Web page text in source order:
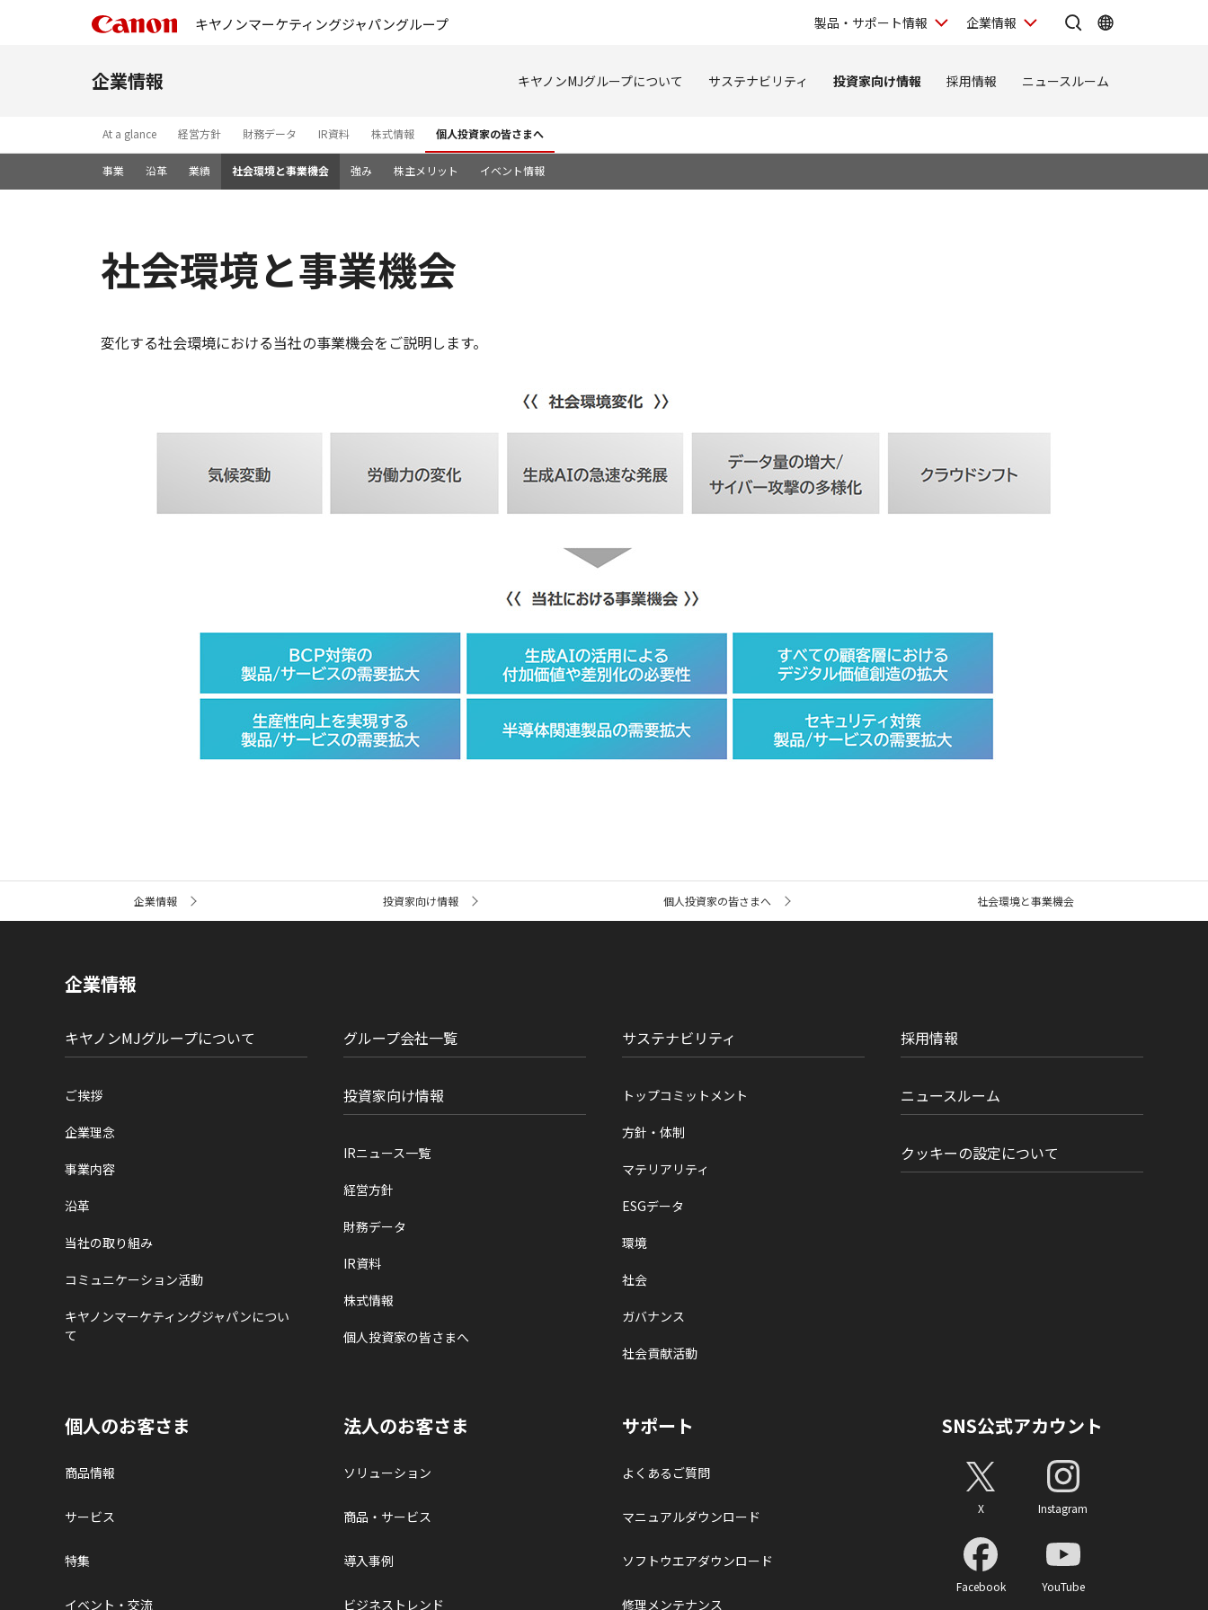
キヤノンマーケティングジャパングループ 製品・サポート情報 企業情報
企業情報 キヤノンMJグループについて サステナビリティ 投資家向け情報 採用情報 ニュースルーム
At a glance 経営方針 財務データ IR資料 株式情報 個人投資家の皆さまへ
事業 沿革 業績 社会環境と事業機会 強み 株主メリット イベント情報
社会環境と事業機会
変化する社会環境における当社の事業機会をご説明します。
ト
企業情報 投資家向け情報 個人投資家の皆さまへ 社会環境と事業機会
企業情報
キヤノンMJグループについて
ご挨拶
企業理念
事業内容
沿革
当社の取り組み
コミュニケーション活動
キヤノンマーケティングジャパンについ
て
グループ会社一覧
投資家向け情報
IRニュース一覧
経営方針
財務データ
IR資料
株式情報
個人投資家の皆さまへ
サステナビリティ
トップコミットメント
方針・体制
マテリアリティ
ESGデータ
環境
社会
ガバナンス
社会貢献活動
採用情報
ニュースルーム
クッキーの設定について
個人のお客さま
商品情報
サービス
特集
イベント・交流
法人のお客さま
ソリューション
商品・サービス
導入事例
ビジネストレンド
サポート
よくあるご質問
マニュアルダウンロード
ソフトウエアダウンロード
修理メンテナンス
SNS公式アカウント
X Instagram
Facebook YouTube